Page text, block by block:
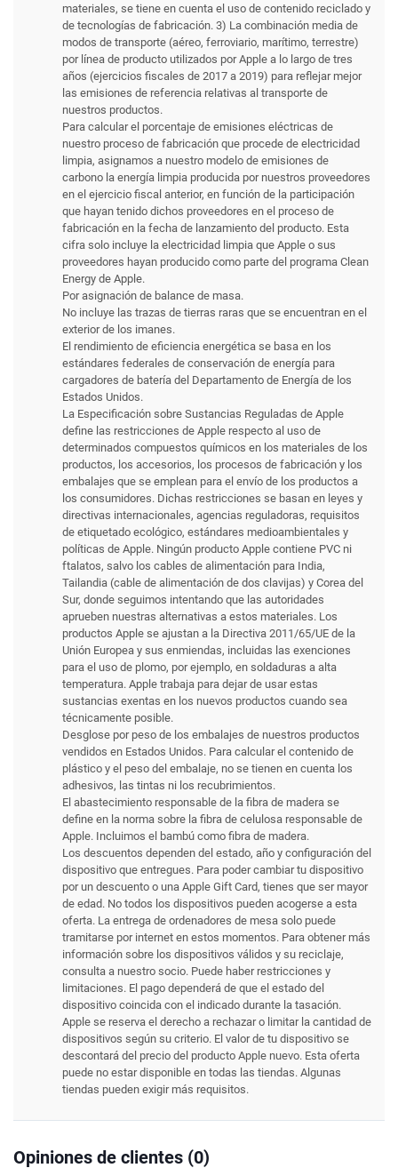
materiales, se tiene en cuenta el uso de contenido reciclado y
de tecnologías de fabricación. 3) La combinación media de
modos de transporte (aéreo, ferroviario, marítimo, terrestre)
por línea de producto utilizados por Apple a lo largo de tres
años (ejercicios fiscales de 2017 a 2019) para reflejar mejor
las emisiones de referencia relativas al transporte de
nuestros productos.
Para calcular el porcentaje de emisiones eléctricas de
nuestro proceso de fabricación que procede de electricidad
limpia, asignamos a nuestro modelo de emisiones de
carbono la energía limpia producida por nuestros proveedores
en el ejercicio fiscal anterior, en función de la participación
que hayan tenido dichos proveedores en el proceso de
fabricación en la fecha de lanzamiento del producto. Esta
cifra solo incluye la electricidad limpia que Apple o sus
proveedores hayan producido como parte del programa Clean
Energy de Apple.
Por asignación de balance de masa.
No incluye las trazas de tierras raras que se encuentran en el
exterior de los imanes.
El rendimiento de eficiencia energética se basa en los
estándares federales de conservación de energía para
cargadores de batería del Departamento de Energía de los
Estados Unidos.
La Especificación sobre Sustancias Reguladas de Apple
define las restricciones de Apple respecto al uso de
determinados compuestos químicos en los materiales de los
productos, los accesorios, los procesos de fabricación y los
embalajes que se emplean para el envío de los productos a
los consumidores. Dichas restricciones se basan en leyes y
directivas internacionales, agencias reguladoras, requisitos
de etiquetado ecológico, estándares medioambientales y
políticas de Apple. Ningún producto Apple contiene PVC ni
ftalatos, salvo los cables de alimentación para India,
Tailandia (cable de alimentación de dos clavijas) y Corea del
Sur, donde seguimos intentando que las autoridades
aprueben nuestras alternativas a estos materiales. Los
productos Apple se ajustan a la Directiva 2011/65/UE de la
Unión Europea y sus enmiendas, incluidas las exenciones
para el uso de plomo, por ejemplo, en soldaduras a alta
temperatura. Apple trabaja para dejar de usar estas
sustancias exentas en los nuevos productos cuando sea
técnicamente posible.
Desglose por peso de los embalajes de nuestros productos
vendidos en Estados Unidos. Para calcular el contenido de
plástico y el peso del embalaje, no se tienen en cuenta los
adhesivos, las tintas ni los recubrimientos.
El abastecimiento responsable de la fibra de madera se
define en la norma sobre la fibra de celulosa responsable de
Apple. Incluimos el bambú como fibra de madera.
Los descuentos dependen del estado, año y configuración del
dispositivo que entregues. Para poder cambiar tu dispositivo
por un descuento o una Apple Gift Card, tienes que ser mayor
de edad. No todos los dispositivos pueden acogerse a esta
oferta. La entrega de ordenadores de mesa solo puede
tramitarse por internet en estos momentos. Para obtener más
información sobre los dispositivos válidos y su reciclaje,
consulta a nuestro socio. Puede haber restricciones y
limitaciones. El pago dependerá de que el estado del
dispositivo coincida con el indicado durante la tasación.
Apple se reserva el derecho a rechazar o limitar la cantidad de
dispositivos según su criterio. El valor de tu dispositivo se
descontará del precio del producto Apple nuevo. Esta oferta
puede no estar disponible en todas las tiendas. Algunas
tiendas pueden exigir más requisitos.
Opiniones de clientes (0)